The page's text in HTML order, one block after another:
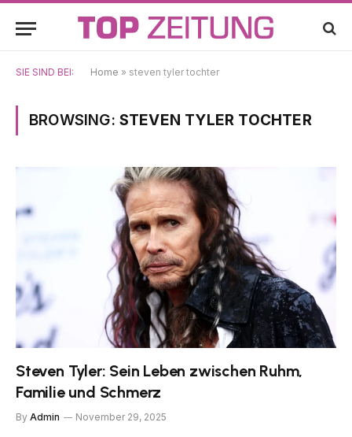
SIE SIND BEI: Home » steven tyler tochter
BROWSING: STEVEN TYLER TOCHTER
Steven Tyler: Sein Leben zwischen Ruhm,
Familie und Schmerz
By Admin November 29, 2025